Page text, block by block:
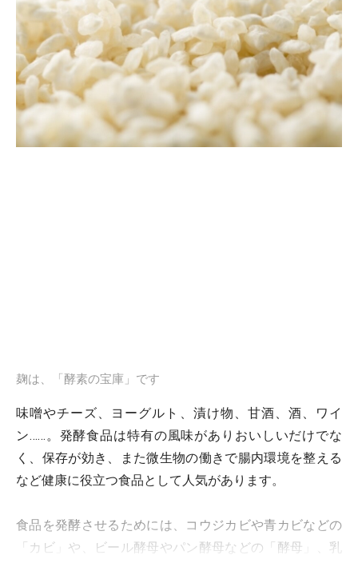
麹は、「酵素の宝庫」です
味噌やチーズ、ヨーグルト、漬け物、甘酒、酒、ワイ
ン……。発酵食品は特有の風味がありおいしいだけでな
く、保存が効き、また微生物の働きで腸内環境を整える
など健康に役立つ食品として人気があります。
食品を発酵させるためには、コウジカビや青カビなどの
「カビ」や、ビール酵母やパン酵母などの「酵母」、乳